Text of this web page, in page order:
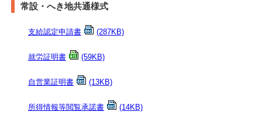
常設・へき地共通様式
支給認定申請書 (287KB)
就労証明書 (59KB)
自営業証明書 (13KB)
所得情報等閲覧承諾書 (14KB)